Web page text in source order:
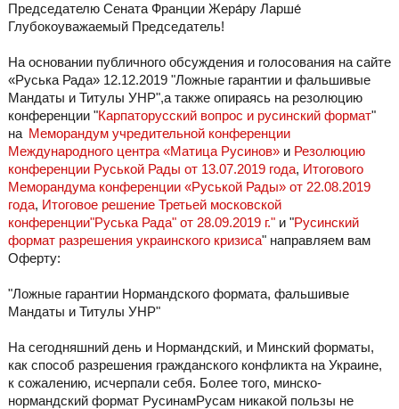
Председателю Сената Франции Жера́ру Ларше́
Глубокоуважаемый Председатель!
На основании публичного обсуждения и голосования на сайте
«Руська Рада» 12.12.2019 "Ложные гарантии и фальшивые
Мандаты и Титулы УНР",а также опираясь на резолюцию
конференции "Карпаторусский вопрос и русинский формат"
на Меморандум учредительной конференции
Международного центра «Матица Русинов»и Резолюцию
конференции Руськой Рады от 13.07.2019 года, Итогового
Меморандума конференции «Руськой Рады» от 22.08.2019
года, Итоговое решение Третьей московской
конференции"Руська Рада" от 28.09.2019 г."и "Русинский
формат разрешения украинского кризиса" направляем вам
Оферту:
"Ложные гарантии Нормандского формата, фальшивые
Мандаты и Титулы УНР"
На сегодняшний день и Нормандский, и Минский форматы,
как способ разрешения гражданского конфликта на Украине,
к сожалению, исчерпали себя. Более того, минско-
нормандский формат РусинамРусам никакой пользы не